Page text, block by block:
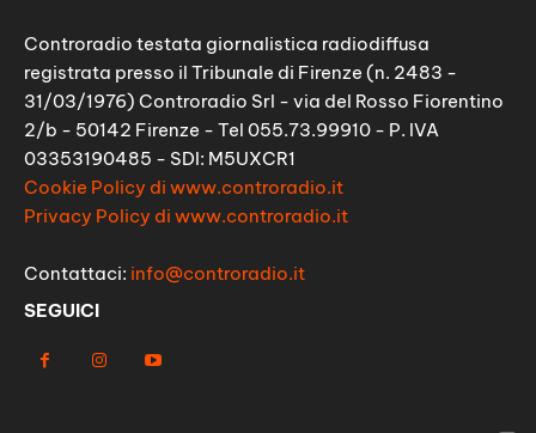
Controradio testata giornalistica radiodiffusa
registrata presso il Tribunale di Firenze (n. 2483 -
31/03/1976) Controradio Srl - via del Rosso Fiorentino
2/b - 50142 Firenze - Tel 055.73.99910 - P. IVA
03353190485 - SDI: M5UXCR1
Cookie Policy di www.controradio.it
Privacy Policy di www.controradio.it
Contattaci: info@controradio.it
SEGUICI